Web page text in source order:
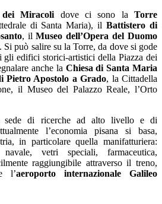
dei Miracoli dove ci sono laTorre
di Santa Maria), ilBattistero di
, ilMuseo dell’Opera del Duomo
Si può salire su la Torre, da dove si gode
edifici storici-artistici della Piazza dei
anche la Chiesa di Santa Maria
Pietro Apostolo a Grado, la Cittadella
il Museo del Palazzo Reale, l’Orto
sede di ricerche ad alto livello e di
l’economia pisana si basa,
in particolare quella manifatturiera:
navale, vetri speciali, farmaceutica,
raggiungibile attraverso il treno,
l’aeroporto internazionale Galileo